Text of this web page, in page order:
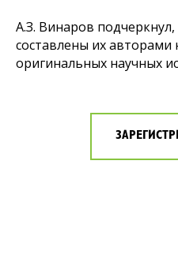
А.З. Винаров
составлены их авторами
оригинальных научных